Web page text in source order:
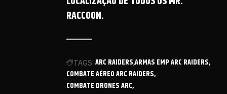
RACCOON.
TAGS: ARC RAIDERSARMAS EMP ARC RAIDERS
COMBATE AÉREO ARC RAIDERS
COMBATE DRONES ARC